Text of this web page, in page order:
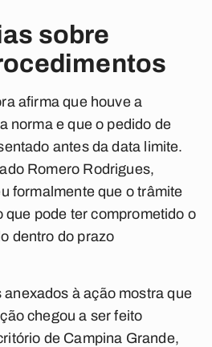
sobre
afirma que houve a
norma e que o pedido de
antes da data limite.
Romero Rodrigues,
formalmente que o trâmite
que pode ter comprometido o
dentro do prazo
à ação mostra que
chegou a ser feito
de Campina Grande,